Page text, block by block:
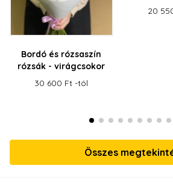
Bordó és rózsaszín
rózsák - virágcsokor
30 600 Ft -tól
20
Összes